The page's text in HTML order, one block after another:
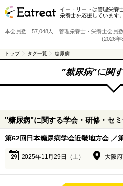
イートリートは管理栄養
栄養士を応援しています。
本会員数 57,048人 管理栄養士・栄養士会員
(2026年
トップ タグ一覧 糖尿病
"糖尿病"に関
"糖尿病"に関する学会・研修・セ
第62回日本糖尿病学会近畿地方会 ／
29 2025年11月29日（土） 大阪府